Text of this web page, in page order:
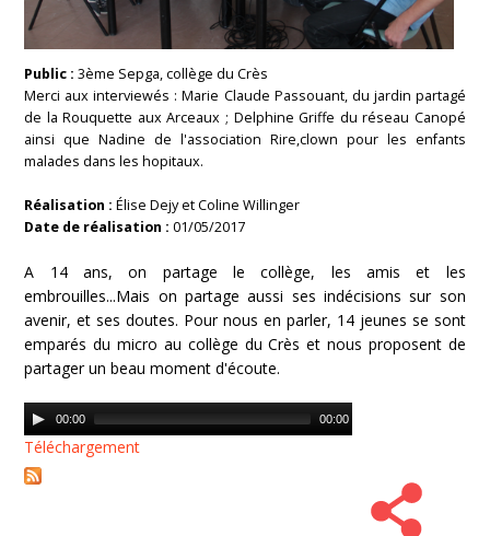
Public :3ème Sepga, collège du Crès
Merci aux interviewés : Marie Claude Passouant, du jardin partagé
de la Rouquette aux Arceaux ; Delphine Griffe du réseau Canopé
ainsi que Nadine de l'association Rire,clown pour les enfants
malades dans les hopitaux.
Réalisation :Élise Dejy et Coline Willinger
Date de réalisation :01/05/2017
A 14 ans, on partage le collège, les amis et les
embrouilles...Mais on partage aussi ses indécisions sur son
avenir, et ses doutes. Pour nous en parler, 14 jeunes se sont
emparés du micro au collège du Crès et nous proposent de
partager un beau moment d'écoute.
Audio
Player
00:00 00:00
Téléchargement